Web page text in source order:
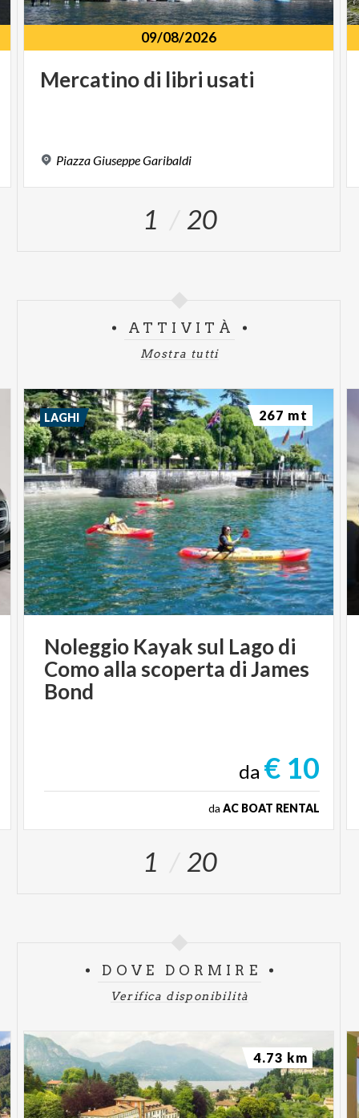
09/08/2026
Mercatinodi libri usati
PiazzaGiuseppeGaribaldi
1 20
ATTIVITÀ
Mostra tutti
Noleggio Kayak sul Lago di
Como alla scoperta di James
Bond
da € 10
da AC BOAT RENTAL
LAGHI 267 mt
1 20
DOVE DORMIRE
Verifica disponibilità
4.73 km